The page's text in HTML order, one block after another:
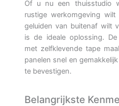
Of u nu een thuisstudio
rustige werkomgeving
geluiden van buitenaf wilt
is de ideale oplossing.
met zelfklevende tape
panelen snel en
te bevestigen.
Belangrijkste